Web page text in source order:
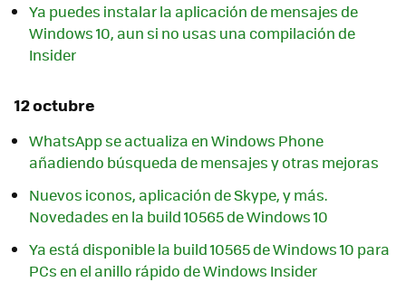
Ya puedes instalar la aplicación de mensajes de
Windows 10, aun si no usas una compilación de
Insider
12 octubre
WhatsApp se actualiza en Windows Phone
añadiendo búsqueda de mensajes y otras mejoras
Nuevos iconos, aplicación de Skype, y más.
Novedades en la build 10565 de Windows 10
Ya está disponible la build 10565 de Windows 10 para
PCs en el anillo rápido de Windows Insider